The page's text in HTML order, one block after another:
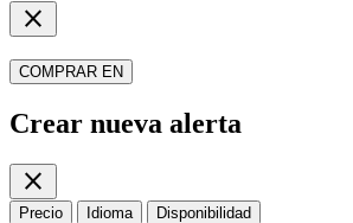
close
COMPRAR EN
Crear nueva alerta
close
Precio Idioma Disponibilidad